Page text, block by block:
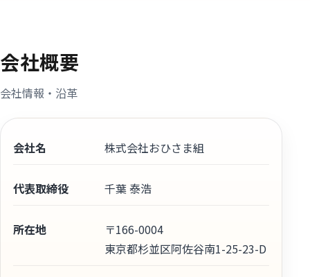
会社概要
会社情報・沿革
会社名 株式会社おひさま組
代表取締役 千葉 泰浩
所在地
〒166-0004
東京都杉並区阿佐谷南1-25-23-D